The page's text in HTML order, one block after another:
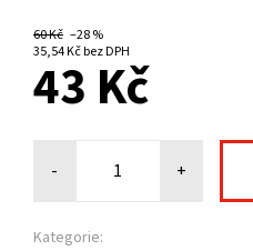
60 Kč –28 %
35,54 Kč bez DPH
43 Kč
- +
Kategorie: